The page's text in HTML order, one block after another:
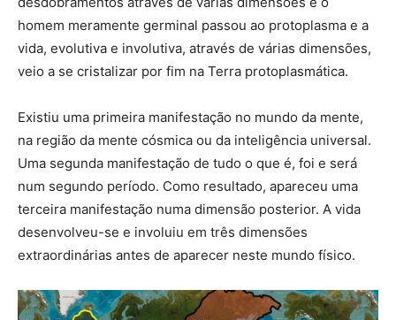
homem meramente germinal passou ao protoplasma e a
vida, evolutiva e involutiva, através de várias dimensões,
veio a se cristalizar por fim na Terra protoplasmática.
Existiu uma primeira manifestação no mundo da mente,
na região da mente cósmica ou da inteligência universal.
Uma segunda manifestação de tudo o que é, foi e será
num segundo período. Como resultado, apareceu uma
terceira manifestação numa dimensão posterior. A vida
desenvolveu-se e involuiu em três dimensões
extraordinárias antes de aparecer neste mundo físico.